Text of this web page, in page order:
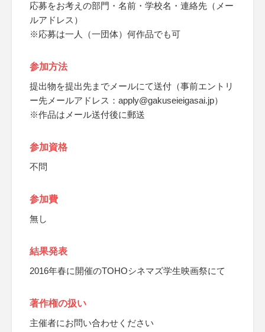
応募をお考えの部門・名前・学校名・連絡先（メー
ルアドレス）
※応募は一人（一団体）何作品でも可
参加方法
提出物を提出先までメールにて送付（事前エントリ
ー先メールアドレス：apply@gakuseieigasai.jp）
※作品はメール送付後に郵送
参加資格
不問
参加費
無し
結果発表
2016年春に開催のTOHOシネマズ学生映画祭にて
著作権の扱い
主催者にお問い合わせください